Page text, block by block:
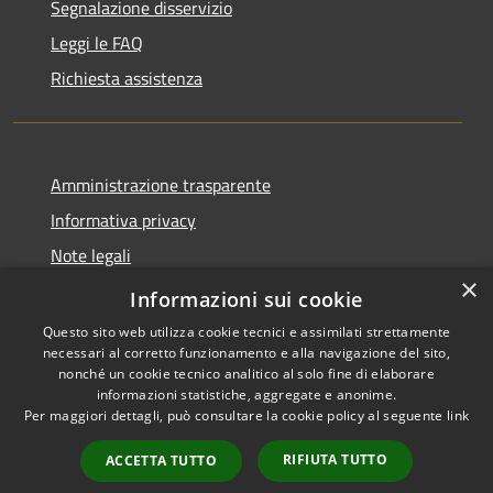
Segnalazione disservizio
Leggi le FAQ
Richiesta assistenza
Amministrazione trasparente
Informativa privacy
Note legali
Dichiarazione di accessibilità
Accessibilità
Copyright © 2026 • Comune di
Marmentino • Powered by
Municipium•
Accesso
redazione
×
Informazioni sui cookie
Questo sito web utilizza cookie tecnici e assimilati strettamente
necessari al corretto funzionamento e alla navigazione del sito,
nonché un cookie tecnico analitico al solo fine di elaborare
informazioni statistiche, aggregate e anonime.
Per maggiori dettagli, può consultare la cookie policy al seguente link
ACCETTA TUTTO RIFIUTA TUTTO